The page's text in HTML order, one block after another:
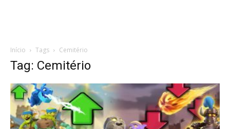
Início Tags Cemitério
Tag: Cemitério